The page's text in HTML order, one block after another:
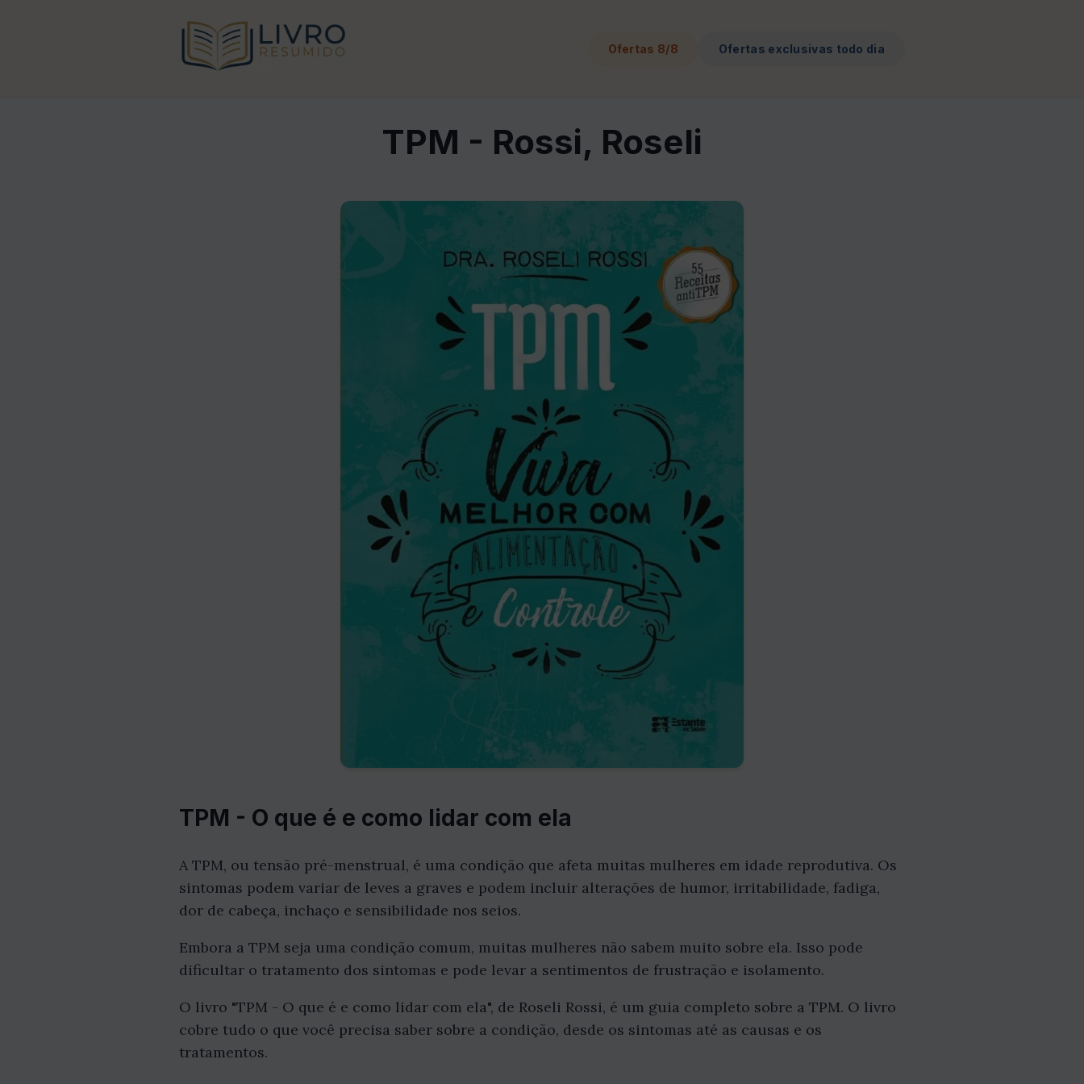
Ofertas 8/8 Ofertas exclusivas todo dia
TPM - Rossi, Roseli
TPM - O que é e como lidar com ela
A TPM, ou tensão pré-menstrual, é uma condição que afeta muitas mulheres em idade reprodutiva. Os
sintomas podem variar de leves a graves e podem incluir alterações de humor, irritabilidade, fadiga,
dor de cabeça, inchaço e sensibilidade nos seios.
Embora a TPM seja uma condição comum, muitas mulheres não sabem muito sobre ela. Isso pode
dificultar o tratamento dos sintomas e pode levar a sentimentos de frustração e isolamento.
O livro "TPM - O que é e como lidar com ela", de Roseli Rossi, é um guia completo sobre a TPM. O livro
cobre tudo o que você precisa saber sobre a condição, desde os sintomas até as causas e os
tratamentos.